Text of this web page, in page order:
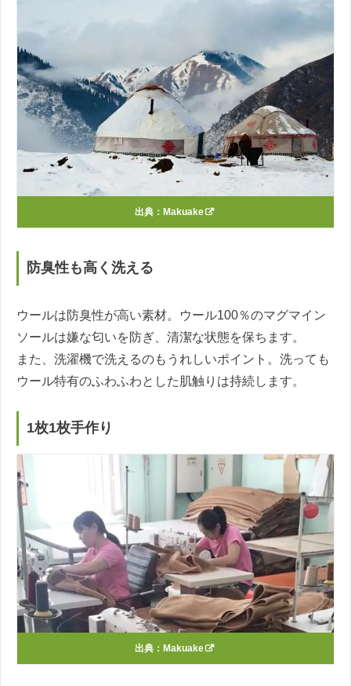
出典： Makuake
防臭性も高く洗える
ウールは防臭性が高い素材。ウール100％のマグマイン
ソールは嫌な匂いを防ぎ、清潔な状態を保ちます。
また、洗濯機で洗えるのもうれしいポイント。洗っても
ウール特有のふわふわとした肌触りは持続します。
1枚1枚手作り
出典： Makuake